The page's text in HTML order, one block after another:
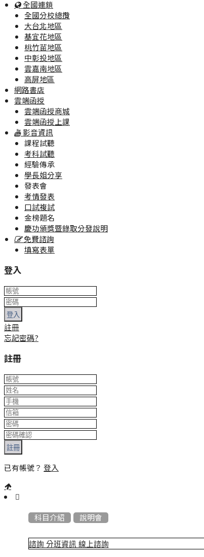
全國連鎖
全國分校總攬
大台北地區
基宜花地區
桃竹苗地區
中彰投地區
雲嘉南地區
高屏地區
網路書店
雲端函授
雲端函授商城
雲端函授上課
影音資訊
課程試聽
考科試聽
經驗傳承
學長姐分享
發表會
考情發表
口試複試
金榜題名
慶功頒獎暨錄取分發說明
免費諮詢
填寫表單
登入
登入
註冊
忘記密碼?
註冊
註冊
已有帳號？ 登入
::: 科目介紹 說明會
諮詢 分班資訊 線上諮詢